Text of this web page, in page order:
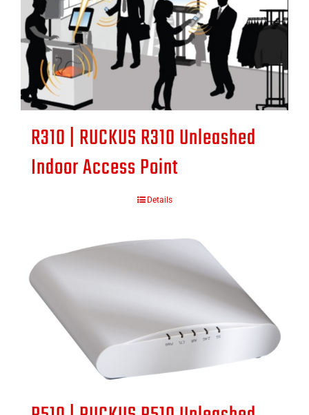
R310 | RUCKUS R310 Unleashed
Indoor Access Point
Details